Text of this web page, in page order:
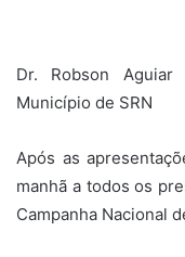
Dr. Robson
Município de SRN
Após as
manhã a todos os
Campanha Nacional